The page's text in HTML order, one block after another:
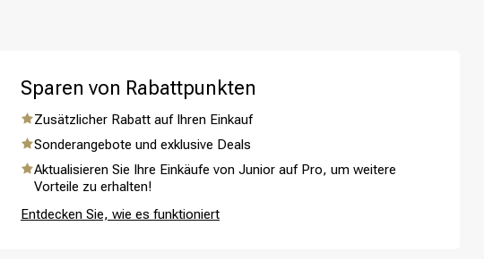
Sparen von Rabattpunkten
Zusätzlicher Rabatt auf Ihren Einkauf
Sonderangebote und exklusive Deals
Aktualisieren Sie Ihre Einkäufe von Junior auf Pro, um weitere
Vorteile zu erhalten!
Entdecken Sie, wie es funktioniert